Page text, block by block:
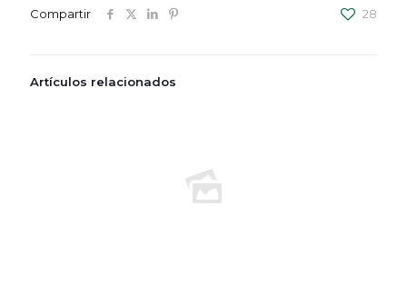
Compartir 28
Artículos relacionados